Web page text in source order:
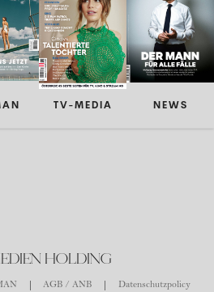
TV-MEDIA NEWS
HOLDING
AGB / ANB Datenschutzpolicy